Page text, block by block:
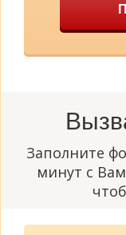
Заполните
минут с